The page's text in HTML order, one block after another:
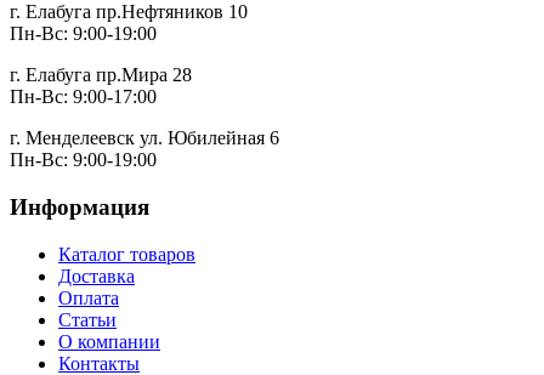
г. Елабуга пр.Нефтяников 10
Пн-Вс: 9:00-19:00
г. Елабуга пр.Мира 28
Пн-Вс: 9:00-17:00
г. Менделеевск ул. Юбилейная 6
Пн-Вс: 9:00-19:00
Информация
Каталог товаров
Доставка
Оплата
Статьи
О компании
Контакты